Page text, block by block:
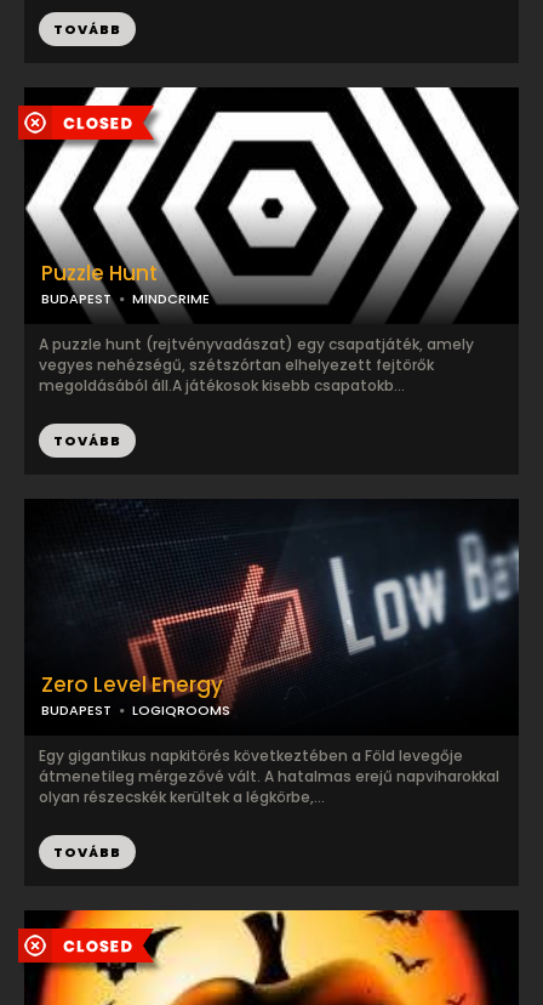
TOVÁBB
Puzzle Hunt
BUDAPEST MINDCRIME
A puzzle hunt (rejtvényvadászat) egy csapatjáték, amely
vegyes nehézségű, szétszórtan elhelyezett fejtörők
megoldásából áll.A játékosok kisebb csapatokb...
TOVÁBB
Zero Level Energy
BUDAPEST LOGIQROOMS
Egy gigantikus napkitörés következtében a Föld levegője
átmenetileg mérgezővé vált. A hatalmas erejű napviharokkal
olyan részecskék kerültek a légkörbe,...
TOVÁBB